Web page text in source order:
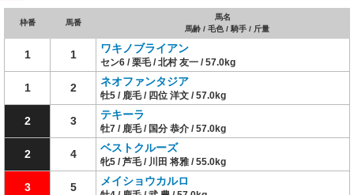
枠番 馬番
馬名
馬齢 / 毛色 / 騎手 / 斤量
1 1 ワキノブライアン
セン6 / 栗毛 / 北村 友一 / 57.0kg
1 2 ネオファンタジア
牡5 / 鹿毛 / 四位 洋文 / 57.0kg
2 3 テキーラ
牡7 / 鹿毛 / 国分 恭介 / 57.0kg
2 4 ベストクルーズ
牝5 / 芦毛 / 川田 将雅 / 55.0kg
3 5 メイショウカルロ